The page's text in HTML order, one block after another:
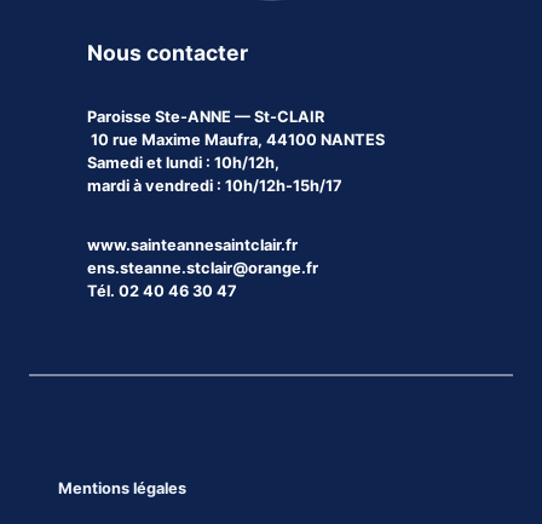
Nous contacter
Paroisse Ste-ANNE — St-CLAIR
10 rue Maxime Maufra, 44100 NANTES
Samedi et lundi : 10h/12h,
mardi à vendredi : 10h/12h-15h/17
www.sainteannesaintclair.fr
ens.steanne.stclair@orange.fr
Tél. 02 40 46 30 47
Mentions légales